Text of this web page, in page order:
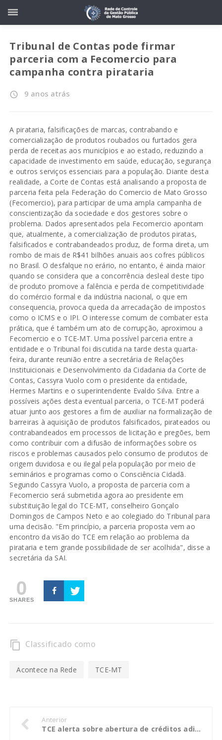
Tribunal de Contas pode firmar
parceria com a Fecomercio para
campanha contra pirataria
access_time 9 anos atrás
A pirataria, falsificações de marcas, contrabando e
comercialização de produtos roubados ou furtados gera
perda de receitas aos municípios e ao estado, reduzindo a
capacidade de investimento em saúde, educação, segurança
e outros serviços essenciais para a população. Diante desta
realidade, a Corte de Contas está analisando a proposta de
parceria feita pela Federação do Comercio de Mato Grosso
(Fecomercio), para participar de uma ampla campanha de
conscientização da sociedade e dos gestores sobre o
problema. Dados apresentados pela Fecomercio apontam
que, atualmente, a comercialização de produtos piratas,
falsificados e contrabandeados produz, de forma direta, um
rombo de mais de R$41 bilhões anuais aos cofres públicos
no Brasil. O desfalque no erário, no entanto, é ainda maior
quando se considera que a concorrência desleal deste tipo
de produto promove a falência e perda de competitividade
do comércio formal e da indústria nacional, o que em
consequencia, provoca queda da arrecadação de impostos
como o ICMS e o IPI. O interesse comum de combater esta
prática, que é também um ato de corrupção, aproximou a
Fecomercio e o TCE-MT. Uma possível parceria entre a
entidade e o Tribunal foi discutida na tarde desta quarta-
feira, durante reunião entre a secretária de Relações
Instituicionais e Desenvolvimento da Cidadania da Corte de
Contas, Cassyra Vuolo com o presidente da entidade,
Hermes Martins e o superintendente Evaldo Silva. Entre a
possíveis ações desta eventual parceria, o TCE-MT poderá
atuar junto aos gestores a fim de auxiliar na formalização de
barreiras à aquisição de produtos falsificados, pirateados ou
contrabandeados em processos de licitação e pregões, bem
como contribuir com a difusão de informações sobre os
riscos e problemas causados pelo consumo de produtos de
origem duvidosa e ou ilegal pela população por meio de
seminários e programas como o Consciência Cidadã.
Segundo Cassyra Vuolo, a proposta de parceria com a
Fecomercio será submetida agora ao presidente em
substituição legal do TCE-MT, conselheiro Gonçalo
Domingos de Campos Neto e ao colegiado do Tribunal para
uma decisão. "Em princípio, a parceria proposta vem ao
encontro da visão do TCE em relação ao problema da
pirataria e tem grande possibilidade de ser acolhida", disse a
secretária da SAI.
0
SHARES
content_copy Classificado como
Acontece na Rede TCE-MT
Anterior
TCE alerta sobre abertura de créditos adicionais sem excesso de arrecadação